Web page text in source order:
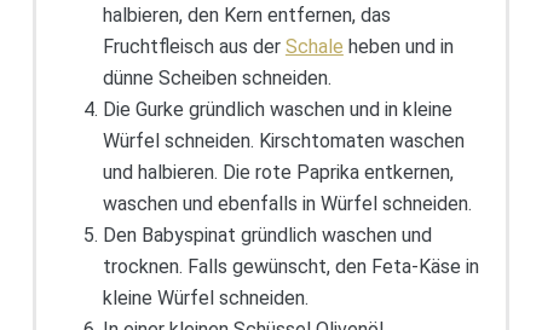
halbieren, den Kern entfernen, das
Fruchtfleisch aus der Schale heben und in
dünne Scheiben schneiden.
Die Gurke gründlich waschen und in kleine
Würfel schneiden. Kirschtomaten waschen
und halbieren. Die rote Paprika entkernen,
waschen und ebenfalls in Würfel schneiden.
Den Babyspinat gründlich waschen und
trocknen. Falls gewünscht, den Feta-Käse in
kleine Würfel schneiden.